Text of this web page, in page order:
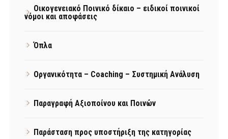
Οικογενειακό Ποινικό δίκαιο – ειδικοί ποινικοί
νόμοι και αποφάσεις
Όπλα
Οργανικότητα – Coaching – Συστημική Ανάλυση
Παραγραφή Αξιοποίνου και Ποινών
Παράσταση προς υποστήριξη της κατηγορίας